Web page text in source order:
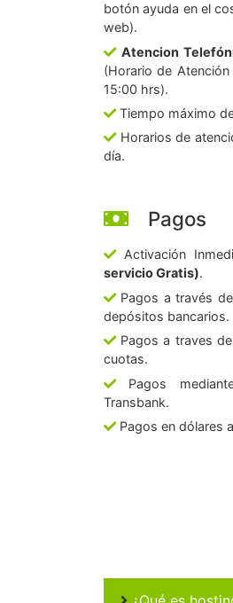
botón ayuda en el
web).
Atencion
(Horario de
15:00 hrs).
Tiempo máximo
Horarios de
día.
Pagos
Activación
servicio Gratis).
Pagos a través de
depósitos bancarios.
Pagos a traves
cuotas.
Pagos
Transbank.
Pagos en dólares